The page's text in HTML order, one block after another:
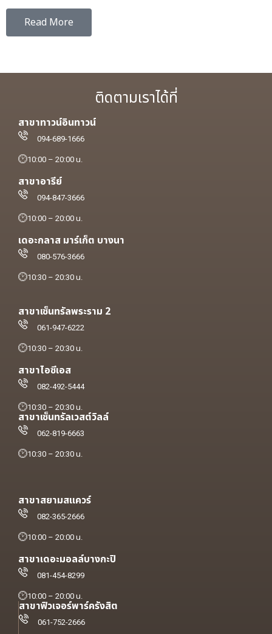
Read More
ติดตามเราได้ที่
สาขาทาวน์อินทาวน์
094-689-1666
10:00 – 20:00 น.
สาขาอารีย์
094-847-3666
10:00 – 20:00 น.
เดอะกลาส มาร์เก็ต บางนา
080-576-3666
10:30 – 20:30 น.
สาขาเซ็นทรัลพระราม 2
061-947-6222
10:30 – 20:30 น.
สาขาไอซีเอส
082-492-5444
10:30 – 20:30 น.
สาขาเซ็นทรัลเวสต์วิลล์
062-819-6663
10:30 – 20:30 น.
สาขาสยามสแควร์
082-365-2666
10:00 – 20:00 น.
สาขาเดอะมอลล์บางกะปิ
081-454-8299
10:00 – 20:00 น.
สาขาฟิวเจอร์พาร์ครังสิต
061-752-2666